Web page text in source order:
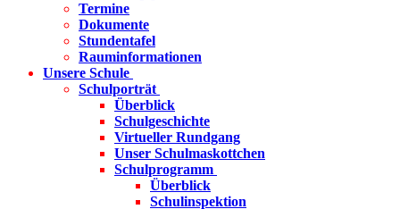
Termine
Dokumente
Stundentafel
Rauminformationen
Unsere Schule
Schulporträt
Überblick
Schulgeschichte
Virtueller Rundgang
Unser Schulmaskottchen
Schulprogramm
Überblick
Schulinspektion